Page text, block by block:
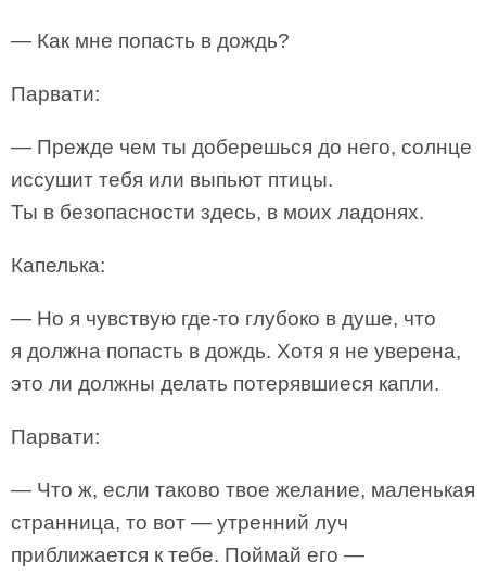
— Как мне попасть в дождь?
Парвати:
— Прежде чем ты доберешься до него, солнце
иссушит тебя или выпьют птицы.
Ты в безопасности здесь, в моих ладонях.
Капелька:
— Но я чувствую где-то глубоко в душе, что
я должна попасть в дождь. Хотя я не уверена,
это ли должны делать потерявшиеся капли.
Парвати:
— Что ж, если таково твое желание, маленькая
странница, то вот — утренний луч
приближается к тебе. Поймай его —